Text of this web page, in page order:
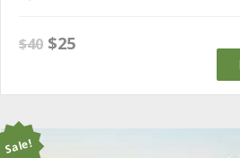
$40 Original
$40.
$25Текущата
$25.
Sale!